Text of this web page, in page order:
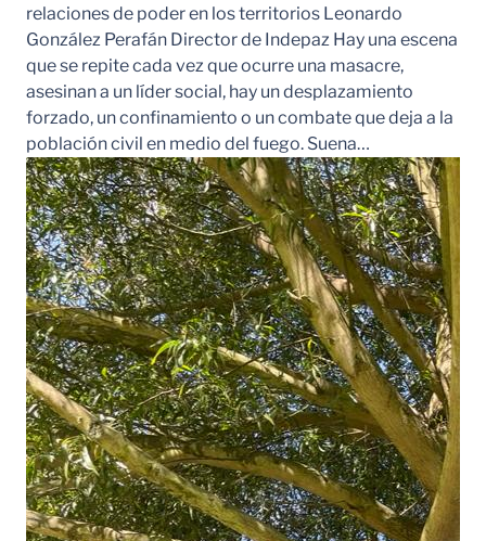
relaciones de poder en los territorios Leonardo
González Perafán Director de Indepaz Hay una escena
que se repite cada vez que ocurre una masacre,
asesinan a un líder social, hay un desplazamiento
forzado, un confinamiento o un combate que deja a la
población civil en medio del fuego. Suena…